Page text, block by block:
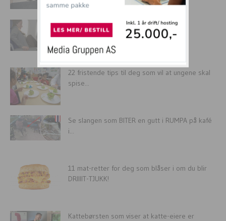
Personlighetene vi hater å reise med –
Drittunger, fulle folk og...
22 fristende tips til deg som vil at ungene skal
spise...
Se slangen som BITER en gutt i RUMPA på kafé
i...
11 mat-retter for deg som blåser i om du blir
DRIIIIT-TJUKK!
Kattebørsten som viser at katte-eiere er